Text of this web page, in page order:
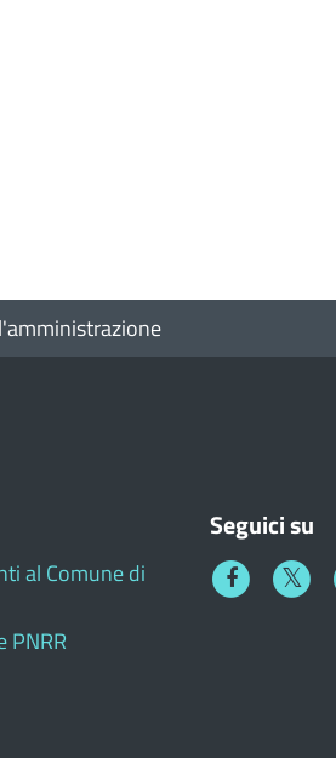
al Comune di
PNRR
Seguici su
FacebookTwitter